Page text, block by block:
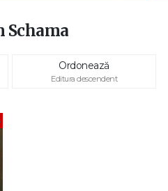
Schama
Ordonează
Editura descendent